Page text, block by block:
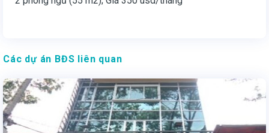
Các dự án BĐS liên quan